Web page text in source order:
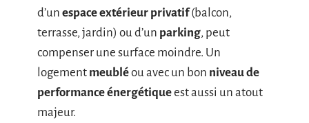
d’un espace extérieur privatif(balcon,
terrasse, jardin) ou d’un parking, peut
compenser une surface moindre. Un
logement meubléou avec un bon niveau de
performance énergétiqueest aussi un atout
majeur.